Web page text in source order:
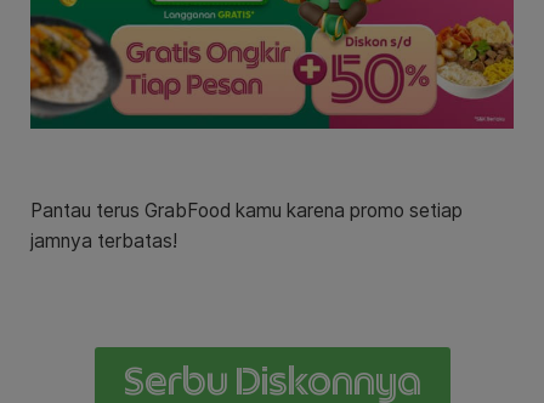
Pantau terus GrabFood kamu karena promo setiap
jamnya terbatas!
Serbu Diskonnya